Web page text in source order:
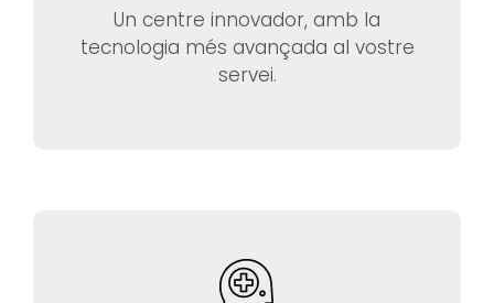
Un centre innovador, amb la
tecnologia més avançada al vostre
servei.